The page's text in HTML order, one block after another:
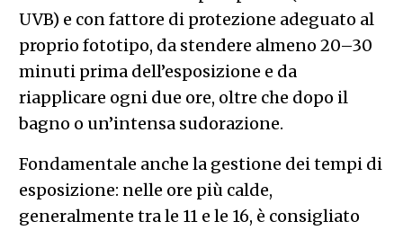
UVB) e con fattore di protezione adeguato al
proprio fototipo, da stendere almeno 20–30
minuti prima dell’esposizione e da
riapplicare ogni due ore, oltre che dopo il
bagno o un’intensa sudorazione.
Fondamentale anche la gestione dei tempi di
esposizione: nelle ore più calde,
generalmente tra le 11 e le 16, è consigliato